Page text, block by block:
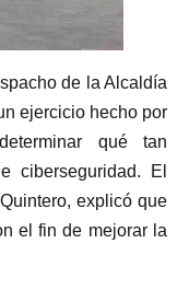
de la Alcaldía
ejercicio hecho por
qué tan
ciberseguridad. El
explicó que
el fin de mejorar la